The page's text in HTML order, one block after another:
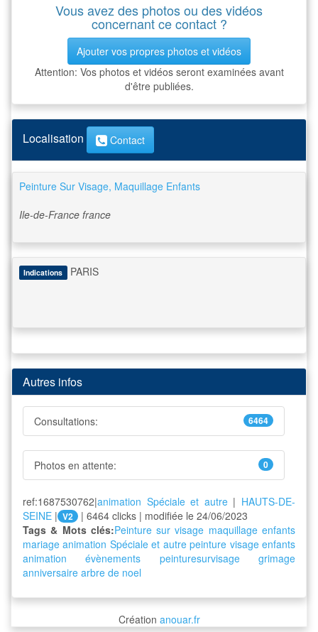
Vous avez des photos ou des vidéos
concernant ce contact ?
Ajouter vos propres photos et vidéos
Attention: Vos photos et vidéos seront examinées avant
d'être publiées.
Localisation Contact
Peinture Sur Visage, Maquillage Enfants
Ile-de-France france
Indications PARIS
Autres infos
Consultations: 6464
Photos en attente: 0
ref:1687530762|animation Spéciale et autre| HAUTS-DE-
SEINE | V2
| 6464 clicks | modifiée le 24/06/2023
Tags & Mots clés:Peinture sur visage maquillage enfants
mariage animation Spéciale et autre peinture visage enfants
animation
évènements peinturesurvisage
grimage
anniversaire arbre de noel
Création anouar.fr